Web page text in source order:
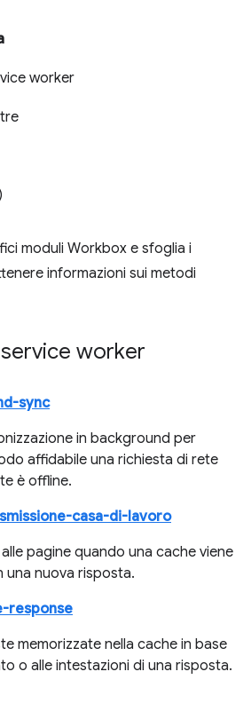
worker
moduli Workbox e sfoglia i
informazioni sui metodi
worker
sync
in background per
affidabile una richiesta di rete
è offline.
casa-di-lavoro
pagine quando una cache viene
nuova risposta.
response
memorizzate nella cache in base
o alle intestazioni di una risposta.